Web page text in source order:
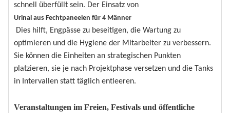
schnell überfüllt sein. Der Einsatz von
Urinal aus Fechtpaneelen für 4 Männer
Dies hilft, Engpässe zu beseitigen, die Wartung zu
optimieren und die Hygiene der Mitarbeiter zu verbessern.
Sie können die Einheiten an strategischen Punkten
platzieren, sie je nach Projektphase versetzen und die Tanks
in Intervallen statt täglich entleeren.
Veranstaltungen im Freien, Festivals und öffentliche